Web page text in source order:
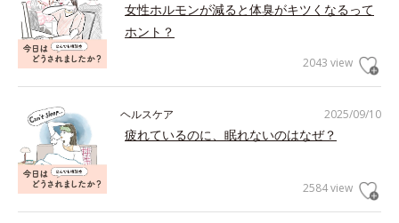
女性ホルモンが減ると体臭がキツくなるって
ホント？
2043 view
2025/09/10
ヘルスケア
疲れているのに、眠れないのはなぜ？
2584 view